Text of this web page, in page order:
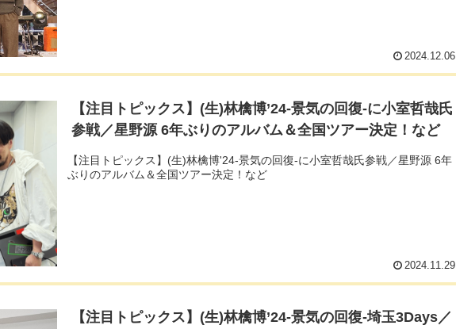
2024.12.06
【注目トピックス】(生)林檎博’24-景気の回復-に小室哲哉氏
参戦／星野源 6年ぶりのアルバム＆全国ツアー決定！など
【注目トピックス】(生)林檎博'24-景気の回復-に小室哲哉氏参戦／星野源 6年
ぶりのアルバム＆全国ツアー決定！など
2024.11.29
【注目トピックス】(生)林檎博’24-景気の回復-埼玉3Days／